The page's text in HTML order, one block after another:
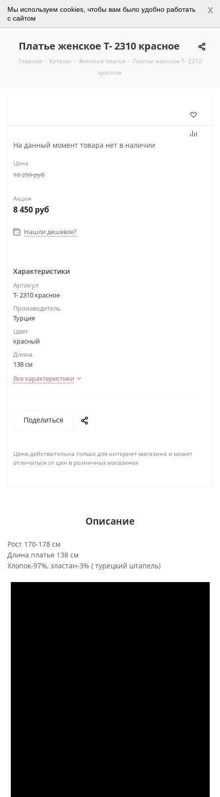
Мы используем cookies, чтобы вам было удобно работать
с сайтом
x
0
Платье женское Т- 2310 красное
Главная - Каталог - Женские платья - Платье женское Т- 2310
красное
На данный момент товара нет в наличии
Цена
10 250руб
Акция
8 450 руб
Нашли дешевле?
Характеристики
Артикул
Т- 2310 красное
Производитель
Турция
Цвет
красный
Длина
138 см
Все характеристики
Поделиться
Цена действительна только для интернет-магазина и может
отличаться от цен в розничных магазинах
Описание
Рост 170-178 см
Длина платья 138 см
Хлопок-97%, эластан-3% ( турецкий штапель)